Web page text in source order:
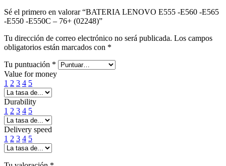
Sé el primero en valorar “BATERIA LENOVO E555 -E560 -E565
-E550 -E550C – 76+ (02248)”
Tu dirección de correo electrónico no será publicada. Los campos
obligatorios están marcados con *
Tu puntuación *
Value for money
1 2 3 4 5
Durability
1 2 3 4 5
Delivery speed
1 2 3 4 5